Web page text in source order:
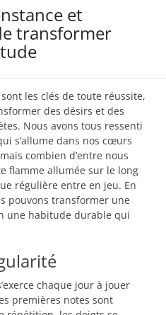
et
transformer
les clés de toute réussite,
des désirs et des
Nous avons tous ressenti
s’allume dans nos cœurs
combien d’entre nous
flamme allumée sur le long
régulière entre en jeu. En
pouvons transformer une
une habitude durable qui
chaque jour à jouer
premières notes sont